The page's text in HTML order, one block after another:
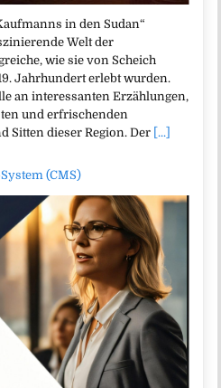
in den Sudan“
Welt der
wie sie von Scheich
Jahrhundert erlebt wurden.
an interessanten Erzählungen,
und erfrischenden
Sitten dieser Region. Der [...]
(CMS)